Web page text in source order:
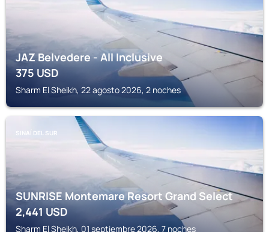
JAZ Belvedere - All Inclusive
375USD
Sharm El Sheikh, 22 agosto 2026, 2 noches
SINAÍ DEL SUR
SUNRISE Montemare Resort Grand Select
2,441USD
Sharm El Sheikh, 01 septiembre 2026, 7 noches